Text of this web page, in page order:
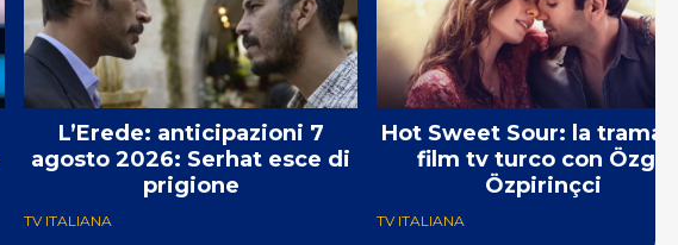
L’Erede: anticipazioni 7
agosto 2026: Serhat esce di
prigione
TV ITALIANA
Hot Sweet Sour: la trama
film tv turco con Özge
Özpirinçci
TV ITALIANA